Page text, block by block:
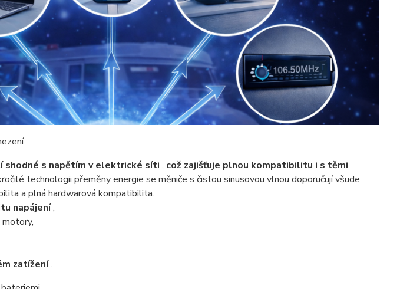
shodné s napětím v elektrické síti , což zajišťuje plnou kompatibilitu i s těmi
technologii přeměny energie se měniče s čistou sinusovou vlnou doporučují všude
a plná hardwarová kompatibilita.
napájení,
zatížení.